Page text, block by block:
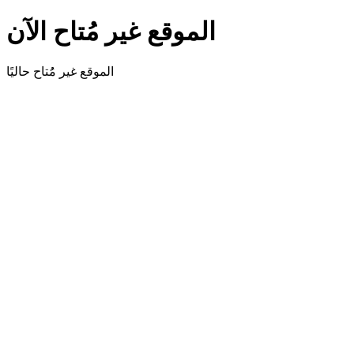
الموقع غير مُتاح الآن
الموقع غير مُُتاح حاليًا